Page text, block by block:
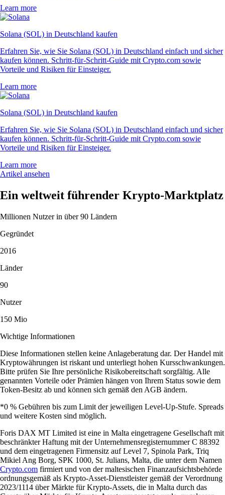
Learn more
Solana (SOL) in Deutschland kaufen
Erfahren Sie, wie Sie Solana (SOL) in Deutschland einfach und sicher
kaufen können. Schritt-für-Schritt-Guide mit Crypto.com sowie
Vorteile und Risiken für Einsteiger.
Learn more
Solana (SOL) in Deutschland kaufen
Erfahren Sie, wie Sie Solana (SOL) in Deutschland einfach und sicher
kaufen können. Schritt-für-Schritt-Guide mit Crypto.com sowie
Vorteile und Risiken für Einsteiger.
Learn more
Artikel ansehen
Ein weltweit führender Krypto-Marktplatz
Millionen Nutzer in über 90 Ländern
Gegründet
2016
Länder
90
Nutzer
150 Mio
Wichtige Informationen
Diese Informationen stellen keine Anlageberatung dar. Der Handel mit
Kryptowährungen ist riskant und unterliegt hohen Kursschwankungen.
Bitte prüfen Sie Ihre persönliche Risikobereitschaft sorgfältig. Alle
genannten Vorteile oder Prämien hängen von Ihrem Status sowie dem
Token-Besitz ab und können sich gemäß den AGB ändern.
*0 % Gebühren bis zum Limit der jeweiligen Level-Up-Stufe. Spreads
und weitere Kosten sind möglich.
Foris DAX MT Limited ist eine in Malta eingetragene Gesellschaft mit
beschränkter Haftung mit der Unternehmensregisternummer C 88392
und dem eingetragenen Firmensitz auf Level 7, Spinola Park, Triq
Mikiel Ang Borg, SPK 1000, St. Julians, Malta, die unter dem Namen
Crypto.com firmiert und von der maltesischen Finanzaufsichtsbehörde
ordnungsgemäß als Krypto-Asset-Dienstleister gemäß der Verordnung
2023/1114 über Märkte für Krypto-Assets, die in Malta durch das